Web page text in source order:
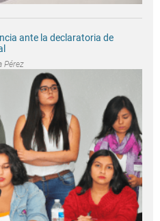
ante la declaratoria de
Pérez